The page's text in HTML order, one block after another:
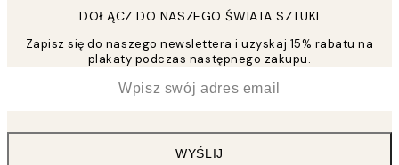
DOŁĄCZ DO NASZEGO ŚWIATA SZTUKI
Zapisz się do naszego newslettera i uzyskaj 15% rabatu na
plakaty podczas następnego zakupu.
WYŚLIJ